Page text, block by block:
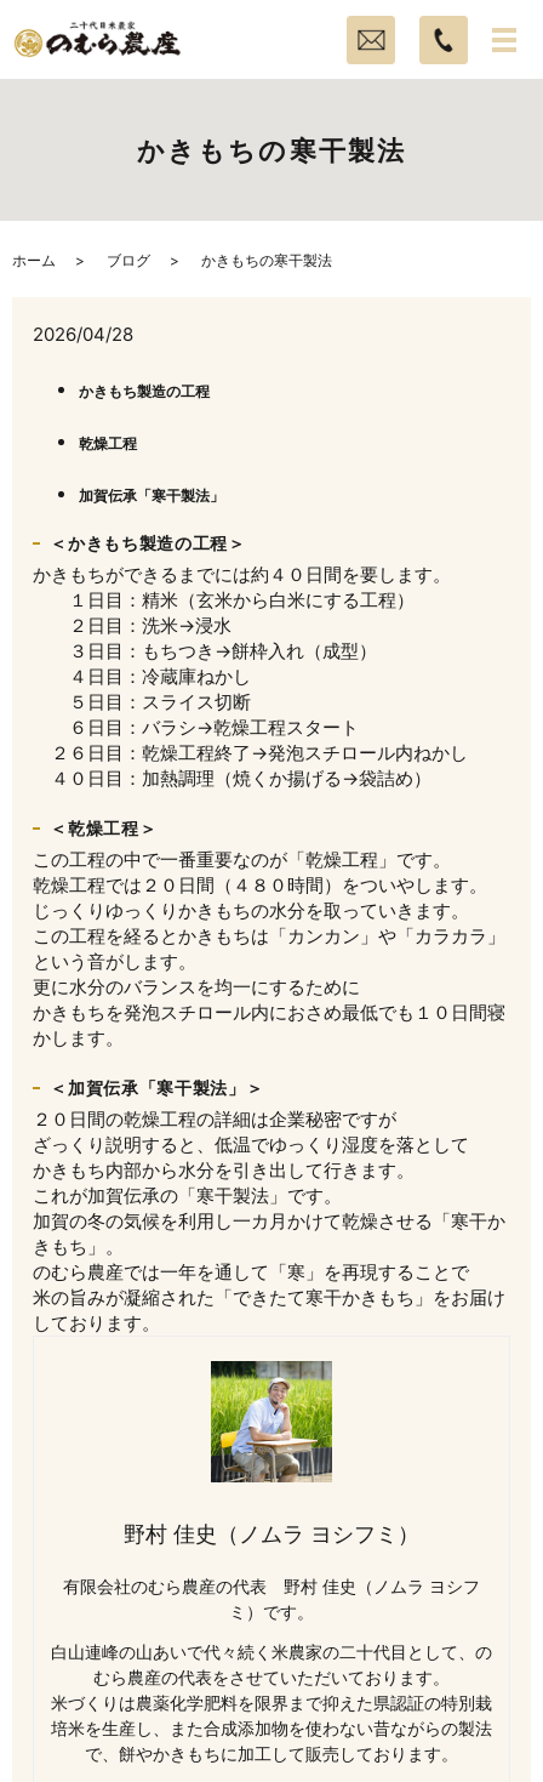
かきもちの寒干製法
ホーム ブログ かきもちの寒干製法
2026/04/28
かきもち製造の工程
乾燥工程
加賀伝承「寒干製法」
＜かきもち製造の工程＞
かきもちができるまでには約４０日間を要します。
１日目：精米（玄米から白米にする工程）
２日目：洗米→浸水
３日目：もちつき→餅枠入れ（成型）
４日目：冷蔵庫ねかし
５日目：スライス切断
６日目：バラシ→乾燥工程スタート
２６日目：乾燥工程終了→発泡スチロール内ねかし
４０日目：加熱調理（焼くか揚げる→袋詰め）
＜乾燥工程＞
この工程の中で一番重要なのが「乾燥工程」です。
乾燥工程では２０日間（４８０時間）をついやします。
じっくりゆっくりかきもちの水分を取っていきます。
この工程を経るとかきもちは「カンカン」や「カラカラ」
という音がします。
更に水分のバランスを均一にするために
かきもちを発泡スチロール内におさめ最低でも１０日間寝
かします。
＜加賀伝承「寒干製法」＞
２０日間の乾燥工程の詳細は企業秘密ですが
ざっくり説明すると、低温でゆっくり湿度を落として
かきもち内部から水分を引き出して行きます。
これが加賀伝承の「寒干製法」です。
加賀の冬の気候を利用し一カ月かけて乾燥させる「寒干か
きもち」。
のむら農産では一年を通して「寒」を再現することで
米の旨みが凝縮された「できたて寒干かきもち」をお届け
しております。
野村 佳史（ノムラ ヨシフミ）
有限会社のむら農産の代表 野村 佳史（ノムラ ヨシフ
ミ）です。
白山連峰の山あいで代々続く米農家の二十代目として、の
むら農産の代表をさせていただいております。
米づくりは農薬化学肥料を限界まで抑えた県認証の特別栽
培米を生産し、また合成添加物を使わない昔ながらの製法
で、餅やかきもちに加工して販売しております。